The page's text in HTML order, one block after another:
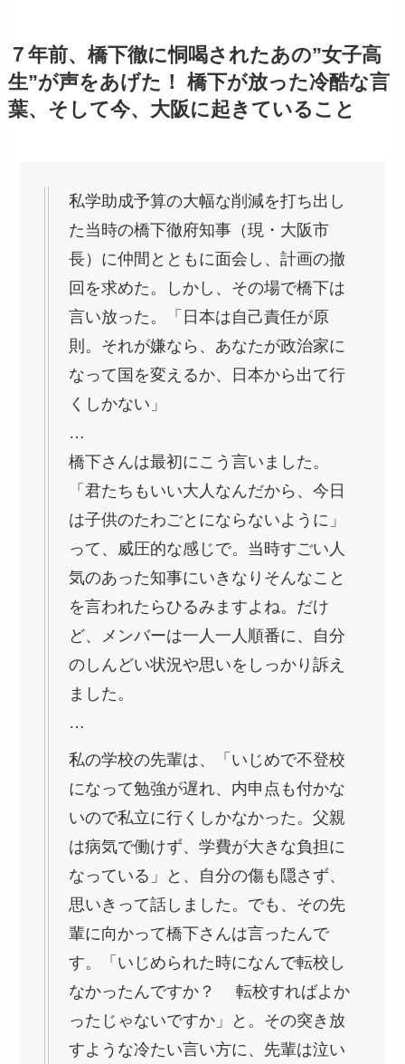
７年前、橋下徹に恫喝されたあの”女子高
生”が声をあげた！ 橋下が放った冷酷な言
葉、そして今、大阪に起きていること
私学助成予算の大幅な削減を打ち出し
た当時の橋下徹府知事（現・大阪市
長）に仲間とともに面会し、計画の撤
回を求めた。しかし、その場で橋下は
言い放った。「日本は自己責任が原
則。それが嫌なら、あなたが政治家に
なって国を変えるか、日本から出て行
くしかない」
…
橋下さんは最初にこう言いました。
「君たちもいい大人なんだから、今日
は子供のたわごとにならないように」
って、威圧的な感じで。当時すごい人
気のあった知事にいきなりそんなこと
を言われたらひるみますよね。だけ
ど、メンバーは一人一人順番に、自分
のしんどい状況や思いをしっかり訴え
ました。
…
私の学校の先輩は、「いじめで不登校
になって勉強が遅れ、内申点も付かな
いので私立に行くしかなかった。父親
は病気で働けず、学費が大きな負担に
なっている」と、自分の傷も隠さず、
思いきって話しました。でも、その先
輩に向かって橋下さんは言ったんで
す。「いじめられた時になんで転校し
なかったんですか？ 転校すればよか
ったじゃないですか」と。その突き放
すような冷たい言い方に、先輩は泣い